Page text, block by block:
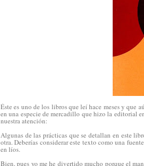
Éste es uno de los libros que leí hace meses y que
en una especie de mercadillo que hizo la editorial
nuestra atención:
Algunas de las prácticas que se detallan en este
otra. Deberías considerar este texto como una
en líos.
Bien, pues yo me he divertido mucho porque el